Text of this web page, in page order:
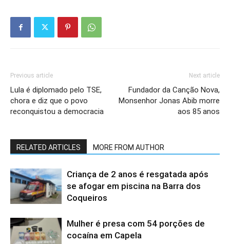
Previous article
Lula é diplomado pelo TSE,
chora e diz que o povo
reconquistou a democracia
Next article
Fundador da Canção Nova,
Monsenhor Jonas Abib morre
aos 85 anos
RELATED ARTICLES MORE FROM AUTHOR
Criança de 2 anos é resgatada após
se afogar em piscina na Barra dos
Coqueiros
Mulher é presa com 54 porções de
cocaína em Capela